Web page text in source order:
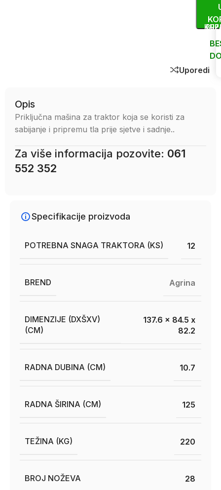
Uporedi
Opis
Priključna mašina za traktor koja se koristi za
sabijanje i pripremu tla prije sjetve i sadnje..
Za više informacija pozovite: 061
552 352
Specifikacije proizvoda
POTREBNA SNAGA TRAKTORA (KS) 12
BREND Agrina
DIMENZIJE (DXŠXV)
(CM)
137.6 x 84.5 x
82.2
RADNA DUBINA (CM) 10.7
RADNA ŠIRINA (CM) 125
TEŽINA (KG) 220
BROJ NOŽEVA 28